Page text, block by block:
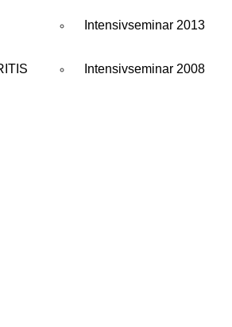
Intensivseminar 2013
Intensivseminar 2008